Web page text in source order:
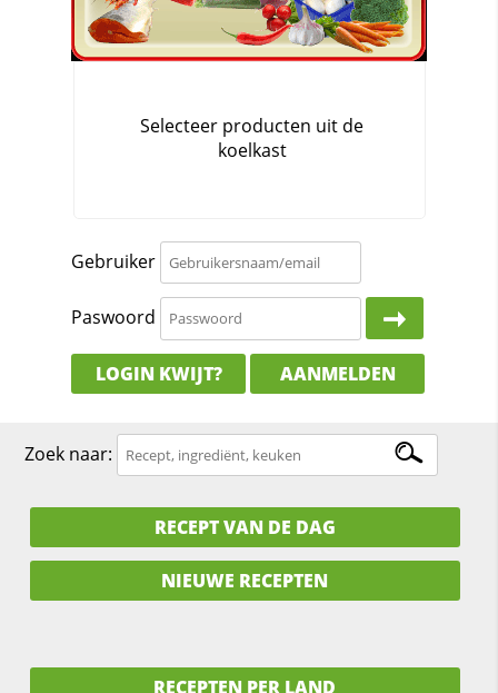
Gebruiker
Paswoord
LOGIN KWIJT? AANMELDEN
Zoek naar:
RECEPT VAN DE DAG
NIEUWE RECEPTEN
RECEPTEN PER LAND